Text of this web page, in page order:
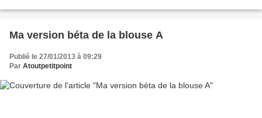
Ma version béta de la blouse A
Publié le 27/01/2013 à 09:29
Par Atoutpetitpoint